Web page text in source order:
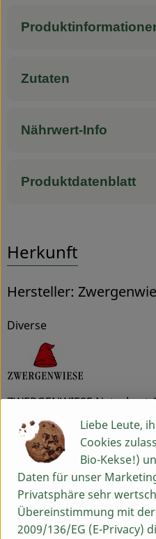
Zutaten
Nährwert-Info
Produktdatenblatt
Herkunft
Hersteller:
Diverse
ZWERGENWIESE Naturkost
D 24887 Silberstedt
Die Zwergenwiese
Jahren für liebevoll und
Lebensmittel.
Aus eigener Entwicklung
entstehen pikante und
Liebe Leute,
Cookies
Bio-Kekse!)
Daten für unser
Privatsphäre sehr
Übereinstimmung mit der
2009/136/EG (E-Privacy)